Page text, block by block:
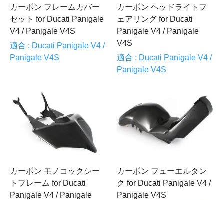
カーボン フレームカバー
セット for Ducati Panigale
V4 / Panigale V4S
適合 : Ducati Panigale V4 /
Panigale V4S
カーボン ヘッドライトフ
ェアリング for Ducati
Panigale V4 / Panigale
V4S
適合 : Ducati Panigale V4 /
Panigale V4S
カーボン モノコックシー
トフレーム for Ducati
Panigale V4 / Panigale
カーボン フューエルタン
ク for Ducati Panigale V4 /
Panigale V4S